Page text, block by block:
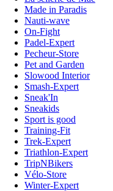
Made in Paradis
Nauti-wave
On-Fight
Padel-Expert
Pecheur-Store
Pet and Garden
Slowood Interior
Smash-Expert
Sneak'In
Sneakids
Sport is good
Training-Fit
Trek-Expert
Triathlon-Expert
TripNBikers
Vélo-Store
Winter-Expert